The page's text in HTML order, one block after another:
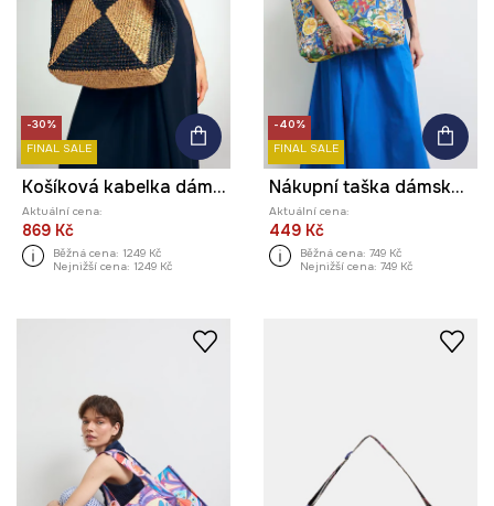
-30%
FINAL SALE
Košíková kabelka dámská pletená
Aktuální cena:
869 Kč
Běžná cena: 1249 Kč
Nejnižší cena: 1249 Kč
-40%
FINAL SALE
Nákupní taška dámská bavlněná
Aktuální cena:
449 Kč
Běžná cena: 749 Kč
Nejnižší cena: 749 Kč